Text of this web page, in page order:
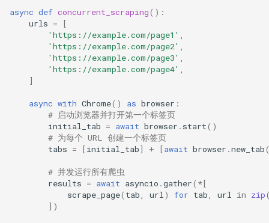
async def concurrent_scraping():
urls =
[
'https://example.com/page1' ,
'https://example.com/page2' ,
'https://example.com/page3' ,
'https://example.com/page4' ,
]
async with Chrome() as browser :
# 启动浏览器并打开第一个标签页
initial_tab = await browser . start()
# 为每个 URL 创建一个标签页
tabs = [initial_tab] + [await browser .new_tab
# 并发运行所有爬虫
results = await asyncio .gather( *[
scrape_page( tab, url) for tab, url in zip
])